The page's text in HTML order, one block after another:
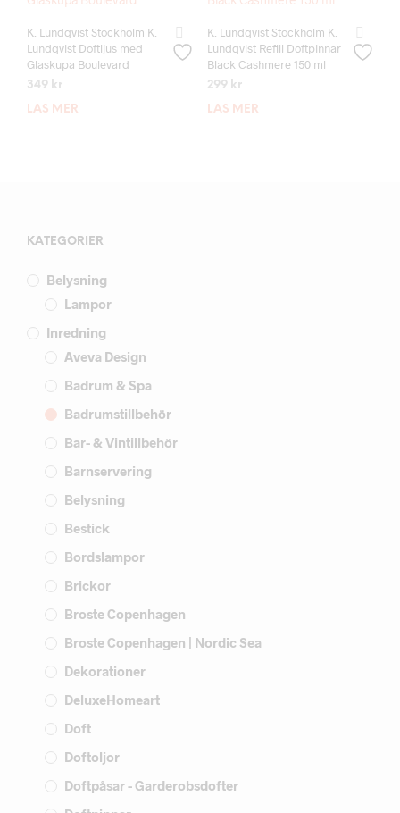
K. Lundqvist Stockholm K.
Lundqvist Doftljus med
Glaskupa Boulevard
349 kr
LÄS MER
K. Lundqvist Stockholm K.
Lundqvist Refill Doftpinnar
Black Cashmere 150 ml
299 kr
LÄS MER
KATEGORIER
Belysning
Lampor
Inredning
Aveva Design
Badrum & Spa
Badrumstillbehör
Bar- & Vintillbehör
Barnservering
Belysning
Bestick
Bordslampor
Brickor
Broste Copenhagen
Broste Copenhagen | Nordic Sea
Dekorationer
DeluxeHomeart
Doft
Doftoljor
Doftpåsar - Garderobsdofter